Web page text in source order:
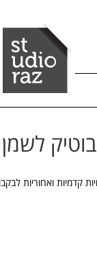
בוטיק
קדמיות ואחוריות